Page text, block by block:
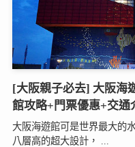
[大阪親子必去] 大阪海
館攻略+門票優惠+交通
大阪海遊館可是世界最大的
八層高的超大設計， ...